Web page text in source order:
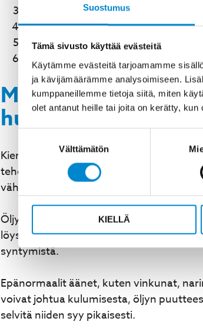
Suostumus
Tämä sivusto käyttää evästeitä
Käytämme evästeitä tarjoamamme
ja kävijämäärämme analysoimiseen.
kumppaneillemme tietoja siitä, miten
olet antanut heille tai joita on kerätty,
Välttämätön
KIELLÄ
Poista tyhjennystulppa ja anna
Puhdista magneettitulppa
Täytä vaihde uudella öljyllä
Tarkista öljytaso käynnistyksen
Mitä merkkejä
huoltotarpeesta?
Kierukkavaihteen huoltotarpeen
tehokkuuden lasku ja
vähitellen, joten säännöllinen seuranta on
Öljyvuodot ovat selvin merkki
löystymisestä. Vuodot pahenevat
syntymistä.
Epänormaalit äänet, kuten vinkunat,
voivat johtua kulumisesta, öljyn
selvitä niiden syy pikaisesti.